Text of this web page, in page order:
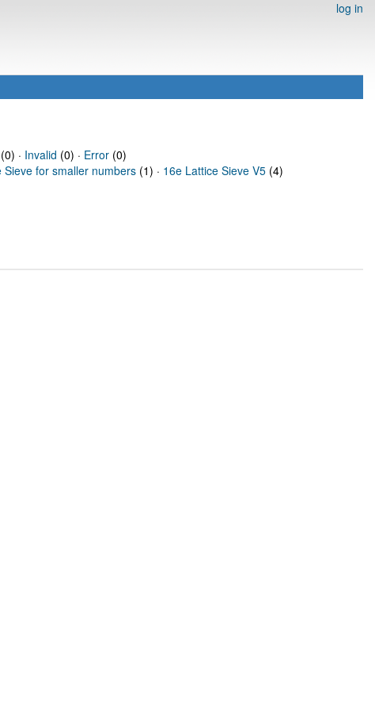
log in
(0) · Invalid (0) · Error(0)
Sieve for smaller numbers (1) · 16e Lattice Sieve V5 (4)